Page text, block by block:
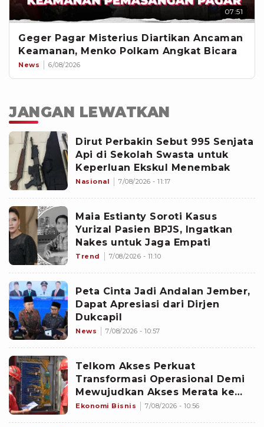
07:51
Geger Pagar Misterius Diartikan Ancaman
Keamanan, Menko Polkam Angkat Bicara
News 6/08/2026
JANGAN LEWATKAN
Dirut Perbakin Sebut 995 Senjata
Api di Sekolah Swasta untuk
Keperluan Ekskul Menembak
Nasional 7/08/2026 - 11:17
Maia Estianty Soroti Kasus
Yurizal Pasien BPJS, Ingatkan
Nakes untuk Jaga Empati
Trend 7/08/2026 - 11:10
Peta Cinta Jadi Andalan Jember,
Dapat Apresiasi dari Dirjen
Dukcapil
News 7/08/2026 - 10:57
Telkom Akses Perkuat
Transformasi Operasional Demi
Mewujudkan Akses Merata ke
Seluruh Negeri
Ekonomi Bisnis 7/08/2026 - 10:56